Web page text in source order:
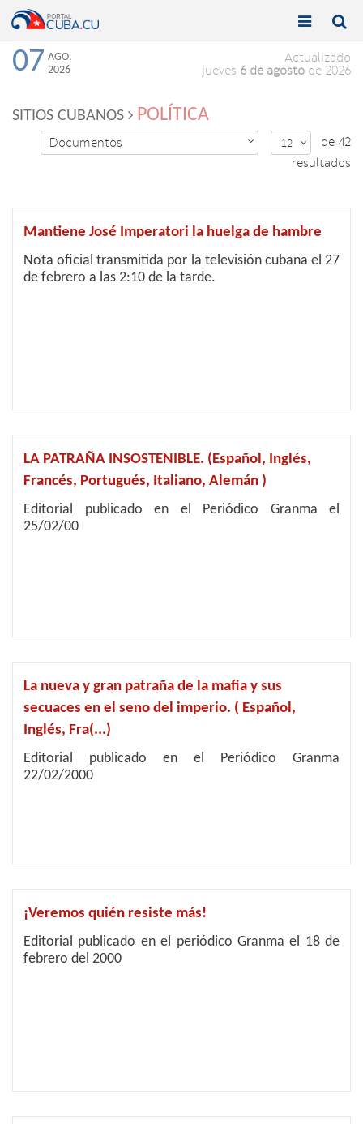
Toggle

Toggle

07 AGO.
2026
Actualizado
jueves 6 de agosto de 2026
SITIOS CUBANOS POLÍTICA
Documentos  12 
de 42
resultados
Mantiene José Imperatori la huelga de hambre
Nota oficial transmitida por la televisión cubana el 27
de febrero a las 2:10 de la tarde.
LA PATRAÑA INSOSTENIBLE. (Español, Inglés,
Francés, Portugués, Italiano, Alemán )
Editorial publicado en el Periódico Granma el
25/02/00
La nueva y gran patraña de la mafia y sus
secuaces en el seno del imperio. ( Español,
Inglés, Fra(...)
Editorial publicado en el Periódico Granma
22/02/2000
¡Veremos quién resiste más!
Editorial publicado en el periódico Granma el 18 de
febrero del 2000